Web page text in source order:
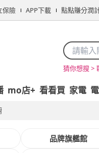
保險 APP下載 點點賺分潤
猜你想搜 >
mo店+ 看看買 家電
品牌旗艦館